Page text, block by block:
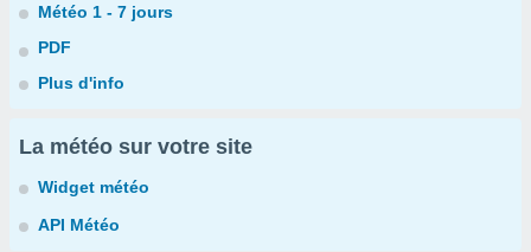
Météo 1 - 7 jours
PDF
Plus d'info
La météo sur votre site
Widget météo
API Météo